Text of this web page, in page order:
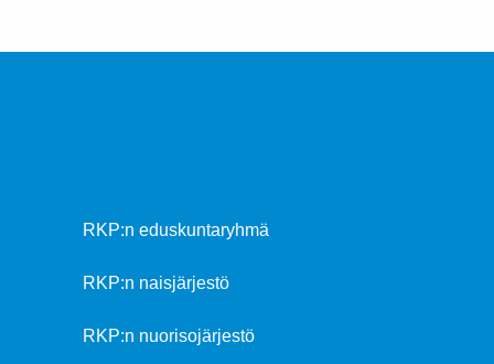
RKP:n eduskuntaryhmä
RKP:n naisjärjestö
RKP:n nuorisojärjestö